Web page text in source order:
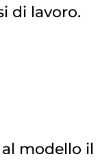
di lavoro.
modello il